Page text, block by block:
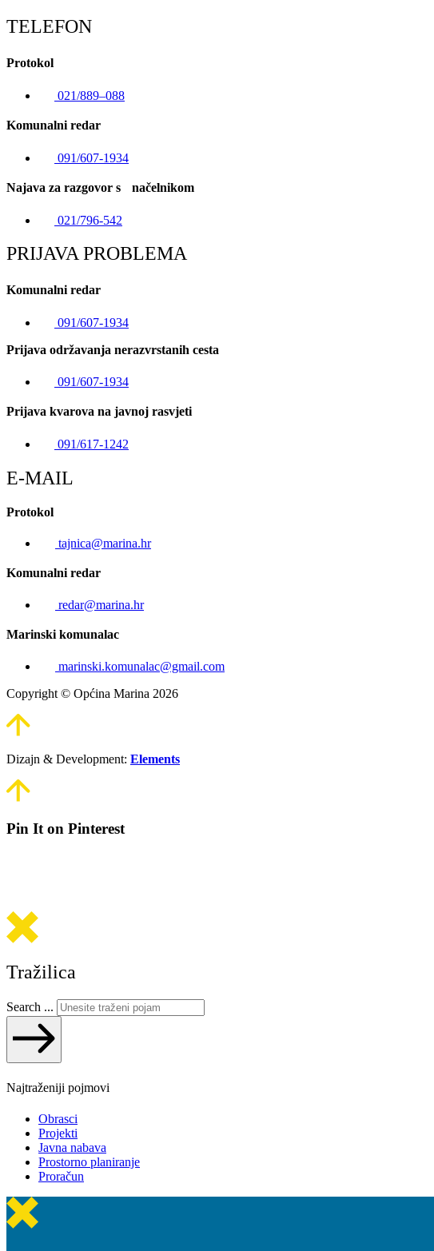
TELEFON
Protokol
021/889–088
Komunalni redar
091/607-1934
Najava za razgovor s načelnikom
021/796-542
PRIJAVA PROBLEMA
Komunalni redar
091/607-1934
Prijava održavanja nerazvrstanih cesta
091/607-1934
Prijava kvarova na javnoj rasvjeti
091/617-1242
E-MAIL
Protokol
tajnica@marina.hr
Komunalni redar
redar@marina.hr
Marinski komunalac
marinski.komunalac@gmail.com
Copyright © Općina Marina 2026
Dizajn & Development: Elements
Pin It on Pinterest
Tražilica
Search ...
Najtraženiji pojmovi
Obrasci
Projekti
Javna nabava
Prostorno planiranje
Proračun